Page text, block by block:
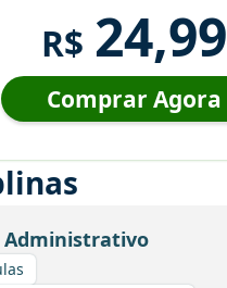
R$ 24,99
Comprar Agora